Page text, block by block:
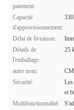
paiement:
Capacité
d'approvisionnement:
Délai de livraison:
Détails de
l'emballage:
25
autre nom:
Sécurité:
et
Multifonctionnalité: